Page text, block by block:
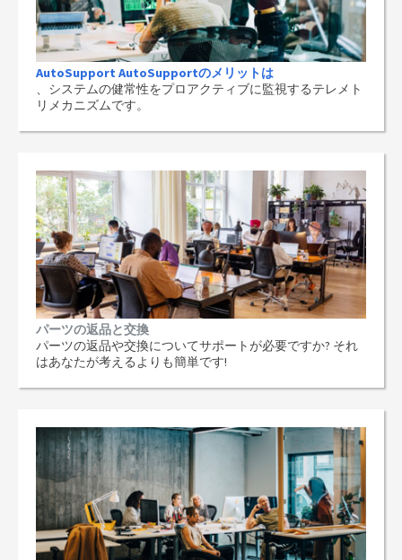
AutoSupport AutoSupportのメリットは
、システムの健常性をプロアクティブに監視するテレメト
リメカニズムです。
パーツの返品と交換
パーツの返品や交換についてサポートが必要ですか? それ
はあなたが考えるよりも簡単です!